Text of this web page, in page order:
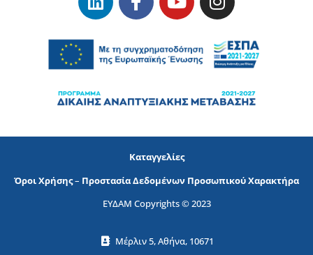
Καταγγελίες
Όροι Χρήσης– Προστασία Δεδομένων Προσωπικού Χαρακτήρα
ΕΥΔΑΜ Copyrights © 2023
Μέρλιν 5, Αθήνα, 10671